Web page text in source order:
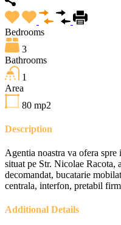
Bedrooms
3
Bathrooms
1
Area
80 mp2
Description
Agentia noastra va ofera
situat pe Str. Nicolae
decomandat, bucatarie
centrala, interfon, pretabil
Additional Details